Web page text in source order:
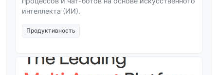
интеллекта (ИИ).
Продуктивность